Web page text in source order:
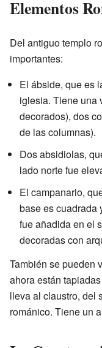
Elementos
Del antiguo templo
importantes:
El ábside, que es
iglesia. Tiene una
decorados), dos
de las columnas).
Dos absidiolas,
lado norte fue
El campanario,
base es cuadrada
fue añadida en el
decoradas con
También se pueden
ahora están
lleva al claustro, del
románico. Tiene un